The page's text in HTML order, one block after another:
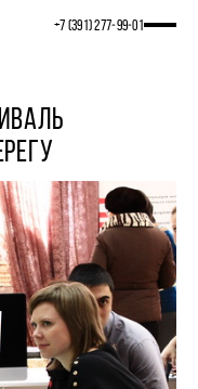
+7 (391) 277‒99‒01